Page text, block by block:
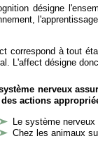
désigne
correspond à tout
L'affect désigne
nerveux
actions
Le système
Chez les animaux